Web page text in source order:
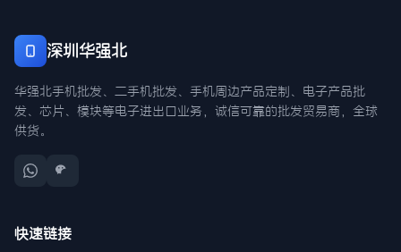
深圳华强北
华强北手机批发、二手机批发、手机周边产品定制、电子产品批
发、芯片、模块等电子进出口业务，诚信可靠的批发贸易商，全球
供货。
快速链接